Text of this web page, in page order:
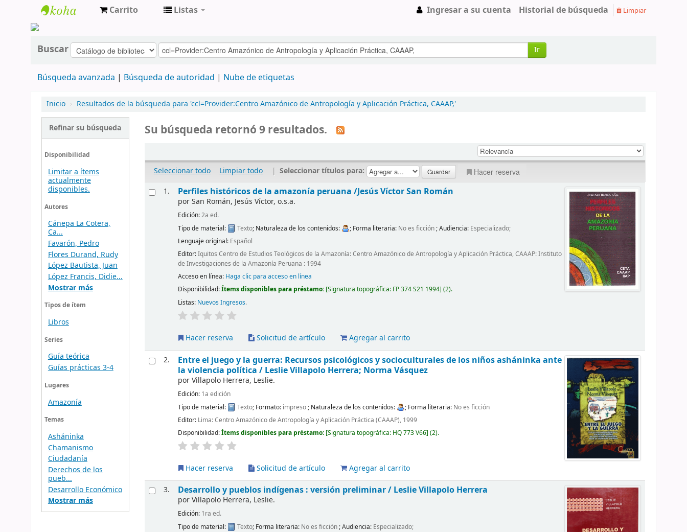
Carrito Listas Ingresar a su cuenta Historial de búsqueda Limpiar
Buscar Ir
Búsqueda avanzada Búsqueda de autoridad Nube de etiquetas
Inicio › Resultados de la búsqueda para 'ccl=Provider:Centro Amazónico de Antropología y Aplicación Práctica, CAAAP,'
Refinar su búsqueda
Disponibilidad
Limitar a ítems
actualmente
disponibles.
Autores
Cánepa La Cotera,
Ca...
Favarón, Pedro
Flores Durand, Rudy
López Bautista, Juan
López Francis, Didie...
Mostrar más
Tipos de ítem
Libros
Series
Guía teórica
Guías prácticas 3-4
Lugares
Amazonía
Temas
Asháninka
Chamanismo
Ciudadanía
Derechos de los
pueb...
Desarrollo Económico
Mostrar más
Su búsqueda retornó 9 resultados.
Seleccionar todo Limpiar todo | Seleccionar títulos para: Hacer reserva
1. Perfiles históricos de la amazonía peruana/Jesús Víctor San Román
porSan Román, Jesús Víctor, o.s.a.
Edición:2a ed.
Tipo de material:
Texto; Naturaleza de los contenidos: ; Forma literaria: No es ficción ; Audiencia: Especializado;
Lenguaje original: Español
Editor:Iquitos Centro de Estudios Teológicos de la Amazonía: Centro Amazónico de Antropología y Aplicación Práctica, CAAAP: Instituto
de Investigaciones de la Amazonía Peruana : 1994
Acceso en línea: Haga clic para acceso en línea
Disponibilidad:Ítems disponibles para préstamo: Signatura topográfica: FP 374 S21 1994 (2).
Listas: Nuevos Ingresos.
Hacer reserva Solicitud de artículo Agregar al carrito
2.
Entre el juego y la guerra: Recursos psicológicos y socioculturales de los niños asháninka ante
la violencia política / Leslie Villapolo Herrera; Norma Vásquez
porVillapolo Herrera, Leslie.
Edición: 1a edición
Tipo de material:
Texto; Formato: impreso; Naturaleza de los contenidos: ; Forma literaria: No es ficción
Editor: Lima: Centro Amazónico de Antropología y Aplicación Práctica (CAAAP), 1999
Disponibilidad:Ítems disponibles para préstamo: Signatura topográfica: HQ 773 V66 (2).
Hacer reserva Solicitud de artículo
Agregar al carrito
3.
Desarrollo y pueblos indígenas : versión preliminar / Leslie Villapolo Herrera
porVillapolo Herrera, Leslie.
Edición: 1ra ed.
Tipo de material:
Texto; Forma literaria: No es ficción ; Audiencia: Especializado;